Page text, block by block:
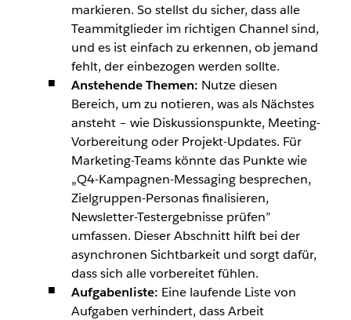
markieren. So stellst du sicher, dass alle
Teammitglieder im richtigen Channel sind,
und es ist einfach zu erkennen, ob jemand
fehlt, der einbezogen werden sollte.
Anstehende Themen: Nutze diesen
Bereich, um zu notieren, was als Nächstes
ansteht – wie Diskussionspunkte, Meeting-
Vorbereitung oder Projekt-Updates. Für
Marketing-Teams könnte das Punkte wie
„Q4-Kampagnen-Messaging besprechen,
Zielgruppen-Personas finalisieren,
Newsletter-Testergebnisse prüfen”
umfassen. Dieser Abschnitt hilft bei der
asynchronen Sichtbarkeit und sorgt dafür,
dass sich alle vorbereitet fühlen.
Aufgabenliste: Eine laufende Liste von
Aufgaben verhindert, dass Arbeit